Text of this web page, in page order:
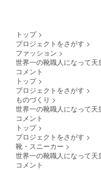
トップ >
プロジェクトをさがす >
ファッション >
世界一の靴職人になって天
コメント
トップ >
プロジェクトをさがす >
ものづくり >
世界一の靴職人になって天
コメント
トップ >
プロジェクトをさがす >
靴・スニーカー >
世界一の靴職人になって天
コメント